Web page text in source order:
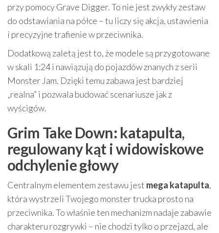
przy pomocy Grave Digger. To nie jest zwykły zestaw
do odstawiania na półce – tu liczy się akcja, ustawienia
i precyzyjne trafienie w przeciwnika.
Dodatkową zaletą jest to, że modele są przygotowane
w skali 1:24 i nawiązują do pojazdów znanych z serii
Monster Jam. Dzięki temu zabawa jest bardziej
„realna” i pozwala budować scenariusze jak z
wyścigów.
Grim Take Down: katapulta,
regulowany kąt i widowiskowe
odchylenie głowy
Centralnym elementem zestawu jest mega katapulta,
która wystrzeli Twojego monster trucka prosto na
przeciwnika. To właśnie ten mechanizm nadaje zabawie
charakteru rozgrywki – nie chodzi tylko o przejazd, ale